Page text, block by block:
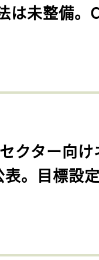
は未整備。
クター向
表。目標設